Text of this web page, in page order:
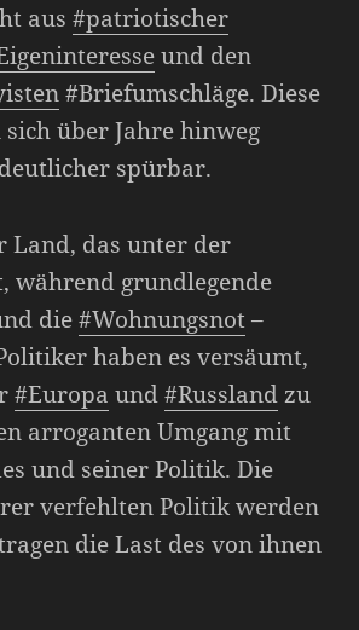
aus#patriotischer
und den
#Briefumschläge. Diese
über Jahre hinweg
spürbar.
Land, das unter der
während grundlegende
die#Wohnungsnot–
haben es versäumt,
#Europa und#Russlandzu
arroganten Umgang mit
und seiner Politik. Die
verfehlten Politik werden
die Last des von ihnen